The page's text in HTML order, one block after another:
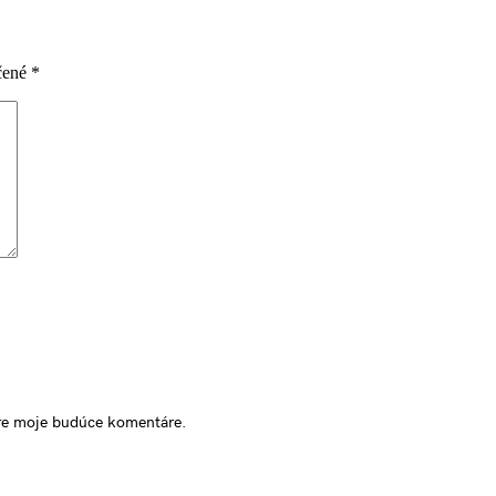
*
moje budúce komentáre.